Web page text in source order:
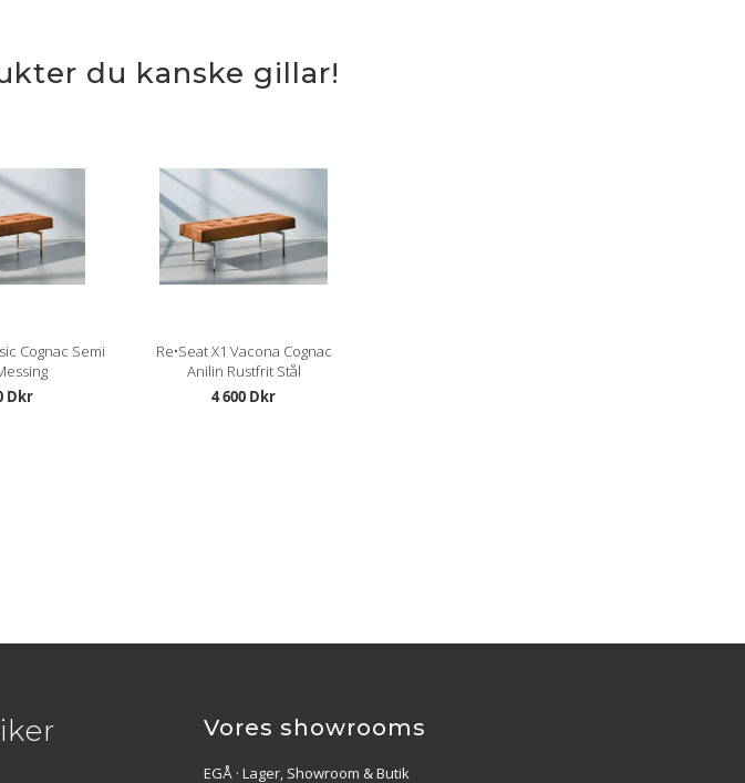
du kanske gillar!
Cognac Semi
Dkr
Re•Seat X1 Vacona Cognac
Anilin Rustfrit Stål
4 600 Dkr
Vores showrooms
EGÅ · Lager, Showroom & Butik